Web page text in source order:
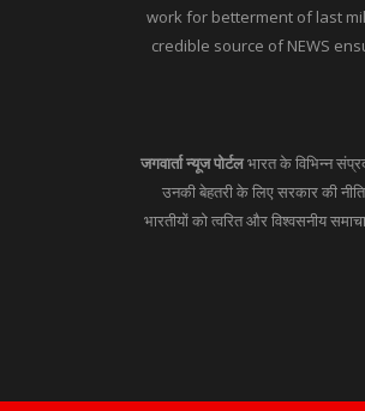
work for betterment of last
credible source of NEWS
जगवार्ता न्यूज पोर्टलभारत के विभिन्न
उनकी बेहतरी के लिए सरकार की
भारतीयों को त्वरित और विश्वसनीय